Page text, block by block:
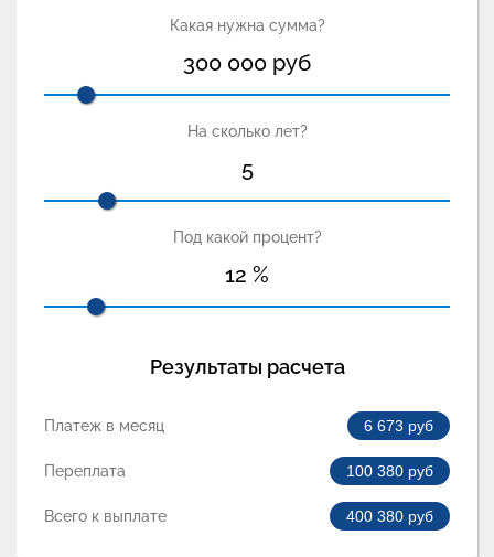
Какая нужна сумма?
300 000 руб
На сколько лет?
5
Под какой процент?
12 %
Результаты расчета
Платеж в месяц 6 673 руб
Переплата 100 380 руб
Всего к выплате 400 380 руб